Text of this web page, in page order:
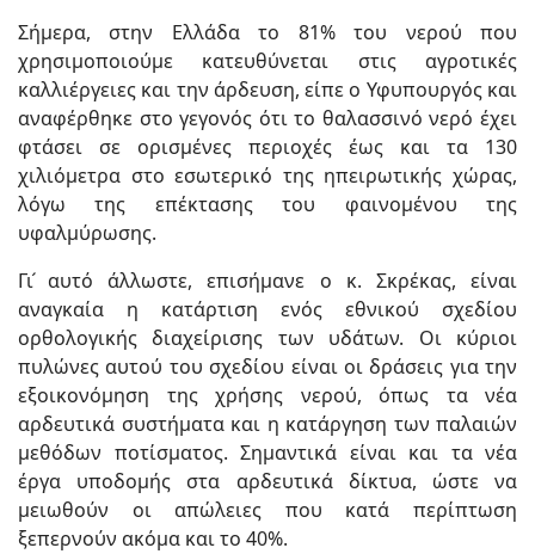
Σήμερα, στην Ελλάδα το 81% του νερού που
χρησιμοποιούμε κατευθύνεται στις αγροτικές
καλλιέργειες και την άρδευση, είπε ο Υφυπουργός και
αναφέρθηκε στο γεγονός ότι το θαλασσινό νερό έχει
φτάσει σε ορισμένες περιοχές έως και τα 130
χιλιόμετρα στο εσωτερικό της ηπειρωτικής χώρας,
λόγω της επέκτασης του φαινομένου της
υφαλμύρωσης.
Γι ́αυτό άλλωστε, επισήμανε ο κ. Σκρέκας, είναι
αναγκαία η κατάρτιση ενός εθνικού σχεδίου
ορθολογικής διαχείρισης των υδάτων. Οι κύριοι
πυλώνες αυτού του σχεδίου είναι οι δράσεις για την
εξοικονόμηση της χρήσης νερού, όπως τα νέα
αρδευτικά συστήματα και η κατάργηση των παλαιών
μεθόδων ποτίσματος. Σημαντικά είναι και τα νέα
έργα υποδομής στα αρδευτικά δίκτυα, ώστε να
μειωθούν οι απώλειες που κατά περίπτωση
ξεπερνούν ακόμα και το 40%.